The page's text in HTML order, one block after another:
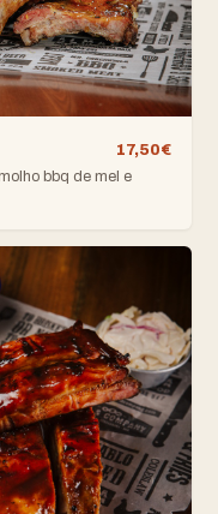
17,50€
bbq de mel e